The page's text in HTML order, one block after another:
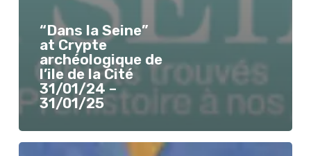
“Dans la Seine”
at Crypte
archéologique de
l’ile de la Cité
31/01/24 –
31/01/25